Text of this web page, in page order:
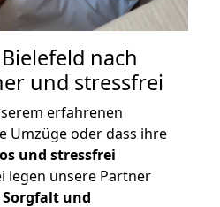
Bielefeld nach
und stressfrei
erfahrenen
Umzüge oder dass ihre
und stressfrei
legen unsere Partner
Sorgfalt und